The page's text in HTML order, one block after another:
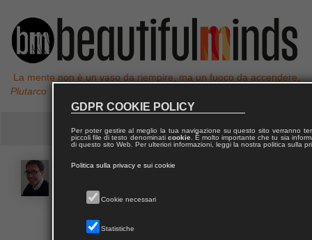
La mente non è un vaso da riempire, ma un fuoco da accendere,
Plutarco
AlessandroPALAZZO
History of Medieval Philosophy at the University of
GDPR COOKIE POLICY
Per poter gestire al meglio la tua navigazione su questo sito verranno
piccoli file di testo denominati cookie. È molto importante che tu sia
di questo sito Web. Per ulteriori informazioni, leggi la nostra politica sulla
Politica sulla privacy e sui cookie
Cookie necessari
Statistiche